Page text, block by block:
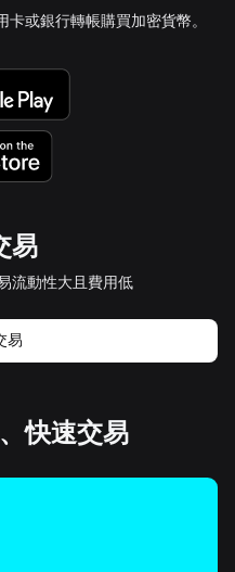
或銀行轉帳購買加密貨幣。
易
流動性大且費用低
易
快速交易